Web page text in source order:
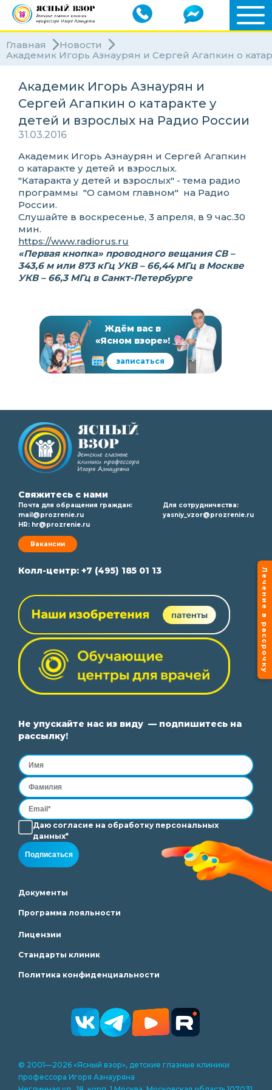
Главная
Новости
Академик Игорь Азнаурян и Сергей Агапкин о
Академик Игорь Азнаурян и
Сергей Агапкин о катаракте у
детей и взрослых на Радио России
31.03.2016
Академик Игорь Азнаурян и Сергей Агапкин
о катаракте у детей и взрослых.
"Катаракта у детей и взрослых" - тема радио
программы "О самом главном" на Радио
России.
Слушайте в воскресенье, 3 апреля, в 9 час.30
мин.
https://www.radiorus.ru
«Первая кнопка» проводного вещания СВ –
343,6 м или 873 кГц УКВ – 66,44 МГц в Москве
УКВ – 66,3 МГц в Санкт-Петербурге
Ждём вас в
«Ясном взоре»!
записаться
Свяжитесь с нами
Почта для обращения граждан:
mail@prozrenie.ru
HR: hr@prozrenie.ru
Вакансии
Для сотрудничества:
yasniy_vzor@prozrenie.ru
Колл-центр: +7 (495) 185 01 13
Не упускайте нас из виду — подпишитесь на
рассылку!
Даю согласие на обработкуперсональных
данных*
Подписаться
Документы
Программа лояльности
Лицензии
Стандарты клиник
Политика конфиденциальности
© 2001—2026 «Ясный взор», детские глазные клиники
профессора Игоря Азнауряна
Лечение в рассрочку